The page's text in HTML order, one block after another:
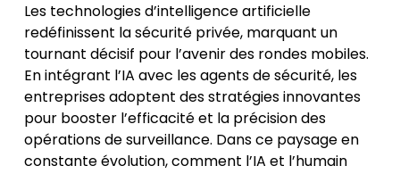
Les technologies d’intelligence artificielle
redéfinissent la sécurité privée, marquant un
tournant décisif pour l’avenir des rondes mobiles.
En intégrant l’IA avec les agents de sécurité, les
entreprises adoptent des stratégies innovantes
pour booster l’efficacité et la précision des
opérations de surveillance. Dans ce paysage en
constante évolution, comment l’IA et l’humain